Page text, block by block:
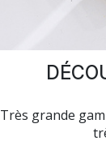
Très grande